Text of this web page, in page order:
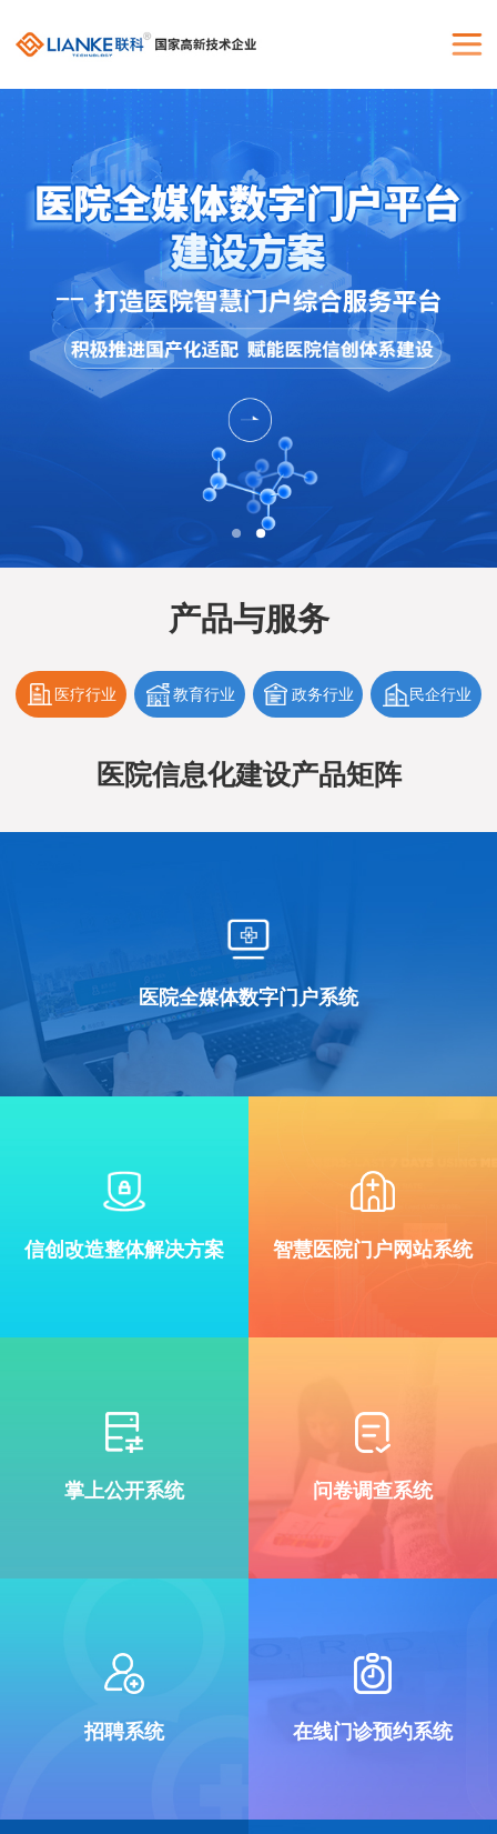
产品与服务
医疗行业 教育行业 政务行业 民企行业
医院信息化建设产品矩阵
医院全媒体数字门户系统
信创改造整体解决方案 智慧医院门户网站系统
掌上公开系统 问卷调查系统
招聘系统 在线门诊预约系统